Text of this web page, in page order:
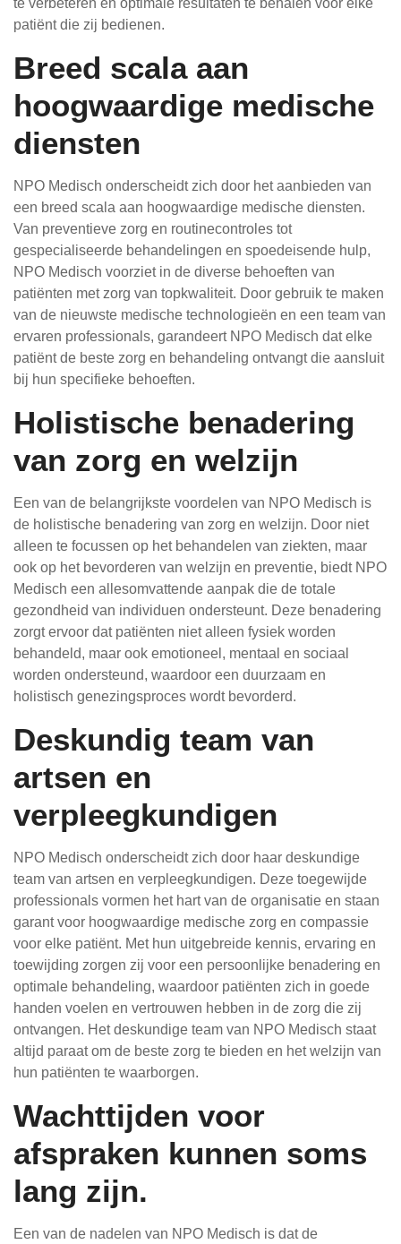
te verbeteren en optimale resultaten te behalen voor elke
patiënt die zij bedienen.
Breed scala aan
hoogwaardige medische
diensten
NPO Medisch onderscheidt zich door het aanbieden van
een breed scala aan hoogwaardige medische diensten.
Van preventieve zorg en routinecontroles tot
gespecialiseerde behandelingen en spoedeisende hulp,
NPO Medisch voorziet in de diverse behoeften van
patiënten met zorg van topkwaliteit. Door gebruik te maken
van de nieuwste medische technologieën en een team van
ervaren professionals, garandeert NPO Medisch dat elke
patiënt de beste zorg en behandeling ontvangt die aansluit
bij hun specifieke behoeften.
Holistische benadering
van zorg en welzijn
Een van de belangrijkste voordelen van NPO Medisch is
de holistische benadering van zorg en welzijn. Door niet
alleen te focussen op het behandelen van ziekten, maar
ook op het bevorderen van welzijn en preventie, biedt NPO
Medisch een allesomvattende aanpak die de totale
gezondheid van individuen ondersteunt. Deze benadering
zorgt ervoor dat patiënten niet alleen fysiek worden
behandeld, maar ook emotioneel, mentaal en sociaal
worden ondersteund, waardoor een duurzaam en
holistisch genezingsproces wordt bevorderd.
Deskundig team van
artsen en
verpleegkundigen
NPO Medisch onderscheidt zich door haar deskundige
team van artsen en verpleegkundigen. Deze toegewijde
professionals vormen het hart van de organisatie en staan
garant voor hoogwaardige medische zorg en compassie
voor elke patiënt. Met hun uitgebreide kennis, ervaring en
toewijding zorgen zij voor een persoonlijke benadering en
optimale behandeling, waardoor patiënten zich in goede
handen voelen en vertrouwen hebben in de zorg die zij
ontvangen. Het deskundige team van NPO Medisch staat
altijd paraat om de beste zorg te bieden en het welzijn van
hun patiënten te waarborgen.
Wachttijden voor
afspraken kunnen soms
lang zijn.
Een van de nadelen van NPO Medisch is dat de